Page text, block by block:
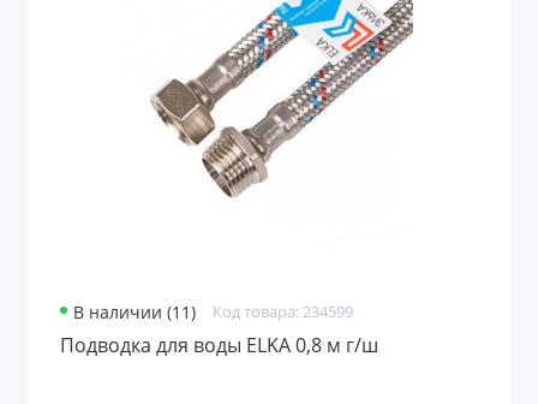
В наличии (11) Код товара: 234599
Подводка для воды ELKA 0,8 м г/ш